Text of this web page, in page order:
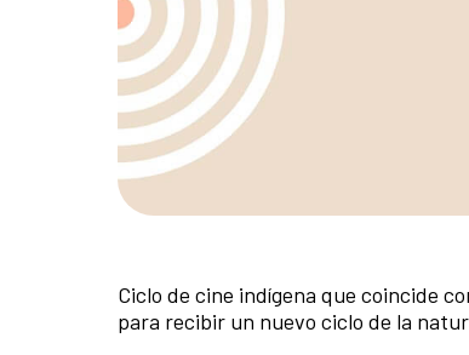
Ciclo de cine indígena que coincide
para recibir un nuevo ciclo de la